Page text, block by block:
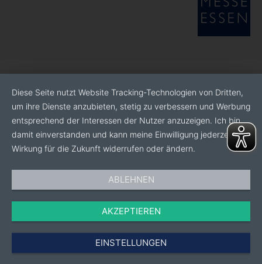
Diese Seite nutzt Website Tracking-Technologien von Dritten,
um ihre Dienste anzubieten, stetig zu verbessern und Werbung
entsprechend der Interessen der Nutzer anzuzeigen. Ich bin
damit einverstanden und kann meine Einwilligung jederzeit mit
Wirkung für die Zukunft widerrufen oder ändern.
ABLEHNEN
AKZEPTIEREN
EINSTELLUNGEN